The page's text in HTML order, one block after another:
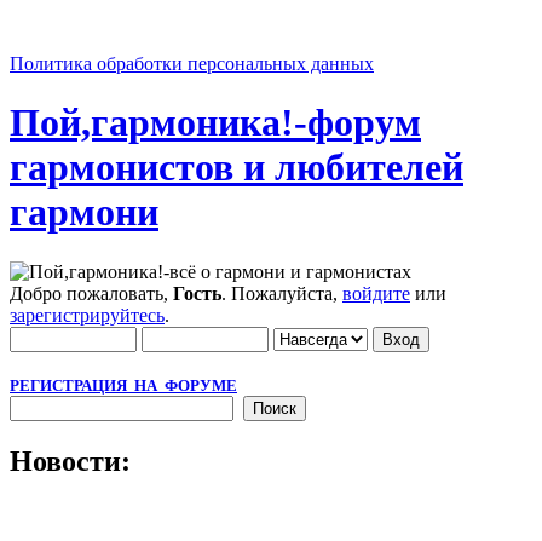
Политика обработки персональных данных
Пой,гармоника!-форум
гармонистов и любителей
гармони
Добро пожаловать, Гость. Пожалуйста, войдите или
зарегистрируйтесь.
РЕГИСТРАЦИЯ НА ФОРУМЕ
Новости: